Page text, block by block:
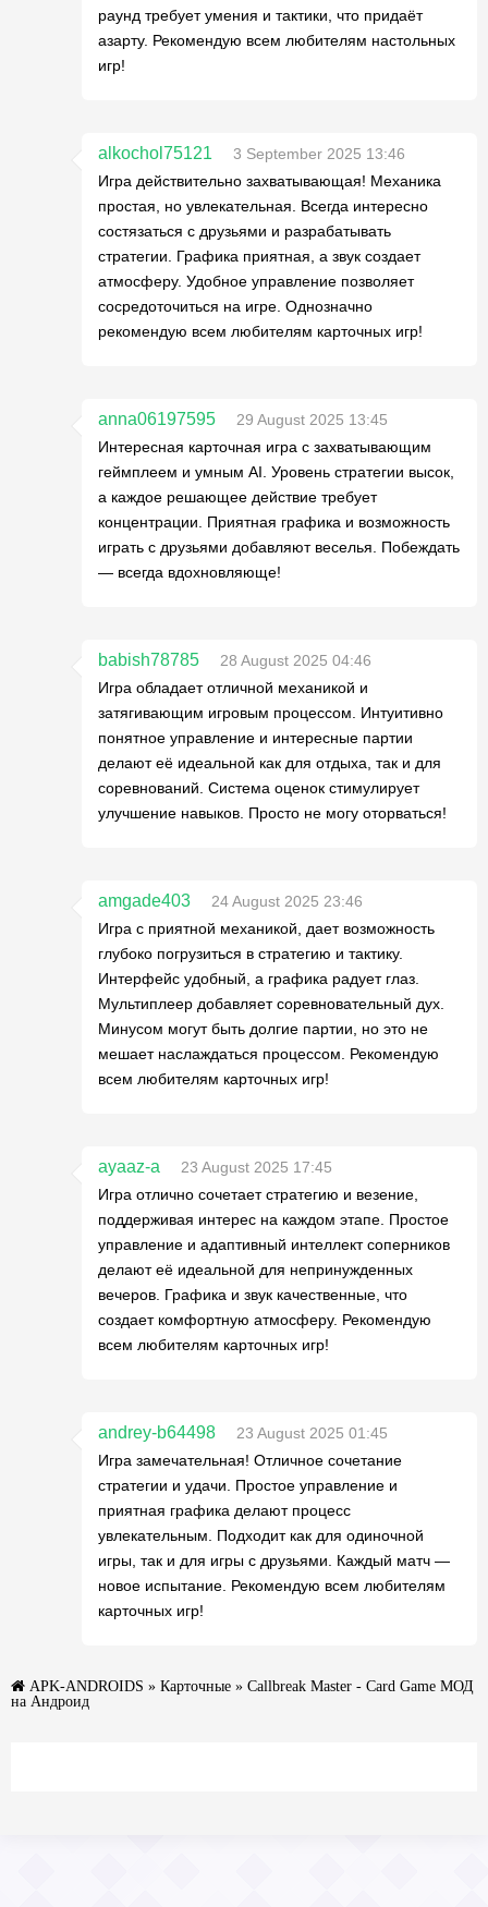
раунд требует умения и тактики, что придаёт
азарту. Рекомендую всем любителям настольных
игр!
alkochol75121
3 September 2025 13:46
Игра действительно захватывающая! Механика
простая, но увлекательная. Всегда интересно
состязаться с друзьями и разрабатывать
стратегии. Графика приятная, а звук создает
атмосферу. Удобное управление позволяет
сосредоточиться на игре. Однозначно
рекомендую всем любителям карточных игр!
anna06197595
29 August 2025 13:45
Интересная карточная игра с захватывающим
геймплеем и умным AI. Уровень стратегии высок,
а каждое решающее действие требует
концентрации. Приятная графика и возможность
играть с друзьями добавляют веселья. Побеждать
— всегда вдохновляюще!
babish78785
28 August 2025 04:46
Игра обладает отличной механикой и
затягивающим игровым процессом. Интуитивно
понятное управление и интересные партии
делают её идеальной как для отдыха, так и для
соревнований. Система оценок стимулирует
улучшение навыков. Просто не могу оторваться!
amgade403
24 August 2025 23:46
Игра с приятной механикой, дает возможность
глубоко погрузиться в стратегию и тактику.
Интерфейс удобный, а графика радует глаз.
Мультиплеер добавляет соревновательный дух.
Минусом могут быть долгие партии, но это не
мешает наслаждаться процессом. Рекомендую
всем любителям карточных игр!
ayaaz-a
23 August 2025 17:45
Игра отлично сочетает стратегию и везение,
поддерживая интерес на каждом этапе. Простое
управление и адаптивный интеллект соперников
делают её идеальной для непринужденных
вечеров. Графика и звук качественные, что
создает комфортную атмосферу. Рекомендую
всем любителям карточных игр!
andrey-b64498
23 August 2025 01:45
Игра замечательная! Отличное сочетание
стратегии и удачи. Простое управление и
приятная графика делают процесс
увлекательным. Подходит как для одиночной
игры, так и для игры с друзьями. Каждый матч —
новое испытание. Рекомендую всем любителям
карточных игр!
APK-ANDROIDS » Карточные » Callbreak Master - Card Game МОД
на Андроид